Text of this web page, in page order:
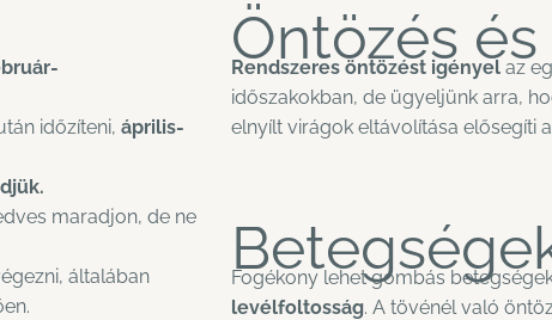
időzíteni, április-
maradjon, de ne
általában
Öntözés
Rendszeres öntözést igényel az
időszakokban, de ügyeljünk arra,
elnyílt virágok eltávolítása elősegíti
Fogékony lehet gombás
levélfoltosság. A tövénél való